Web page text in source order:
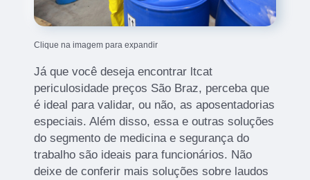
Clique na imagem para expandir
Já que você deseja encontrar ltcat
periculosidade preços São Braz, perceba que
é ideal para validar, ou não, as aposentadorias
especiais. Além disso, essa e outras soluções
do segmento de medicina e segurança do
trabalho são ideais para funcionários. Não
deixe de conferir mais soluções sobre laudos